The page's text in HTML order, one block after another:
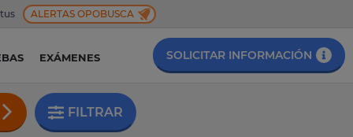
ALERTAS OPOBUSCA
EXÁMENES SOLICITAR INFORMACIÓN
FILTRAR